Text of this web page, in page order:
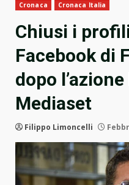
Cronaca Cronaca Italia
Chiusi i
Facebook di
dopo
Mediaset
Filippo Limoncelli